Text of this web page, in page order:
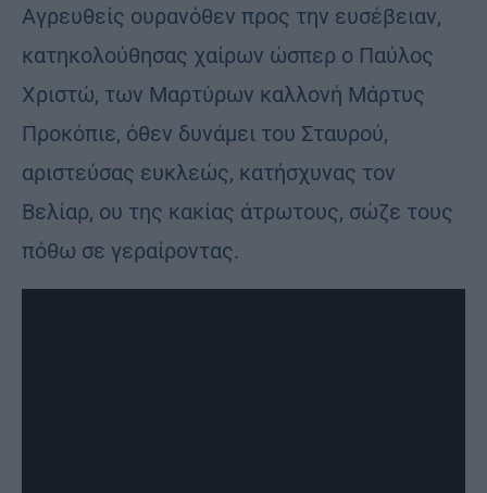
Αγρευθείς ουρανόθεν προς την ευσέβειαν,
κατηκολούθησας χαίρων ώσπερ ο Παύλος
Χριστώ, των Μαρτύρων καλλονή Μάρτυς
Προκόπιε, όθεν δυνάμει του Σταυρού,
αριστεύσας ευκλεώς, κατήσχυνας τον
Βελίαρ, ου της κακίας άτρωτους, σώζε τους
πόθω σε γεραίροντας.